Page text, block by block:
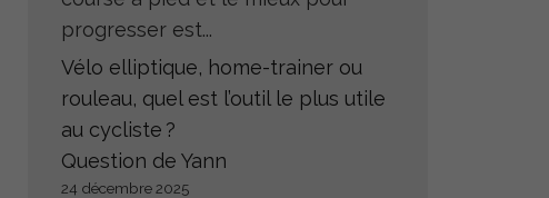
progresser est...
Vélo elliptique, home-trainer ou
rouleau, quel est l’outil le plus utile
au cycliste ?
Question de Yann
24 décembre 2025